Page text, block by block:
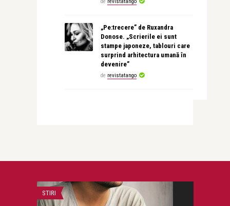
„Pe:trecere” de Ruxandra
Donose. „Scrierile ei sunt
stampe japoneze, tablouri care
surprind arhitectura umană în
devenire”
de revistatango
STIRI